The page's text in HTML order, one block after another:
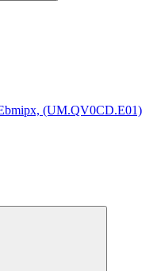
(UM.QV0CD.E01)